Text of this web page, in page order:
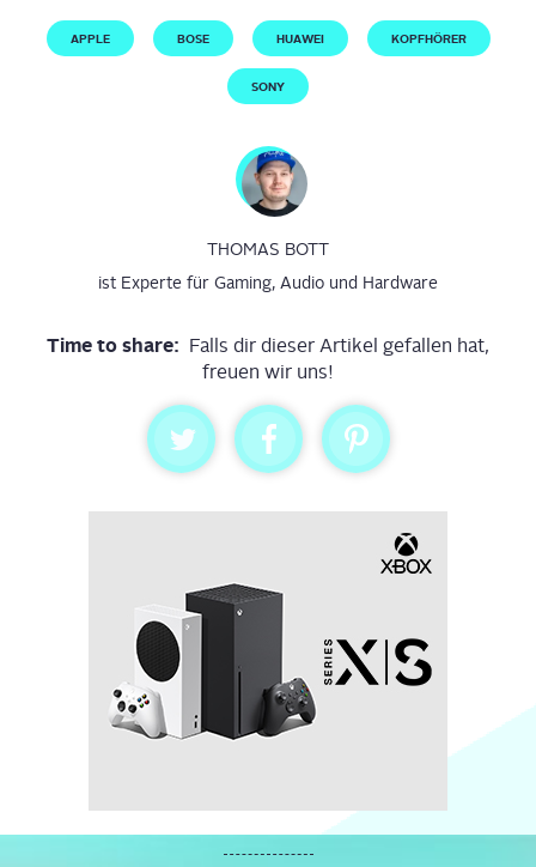
APPLE BOSE HUAWEI KOPFHÖRER
SONY
THOMAS BOTT
ist Experte für Gaming, Audio und Hardware
Time to share: Falls dir dieser Artikel gefallen hat,
freuen wir uns!